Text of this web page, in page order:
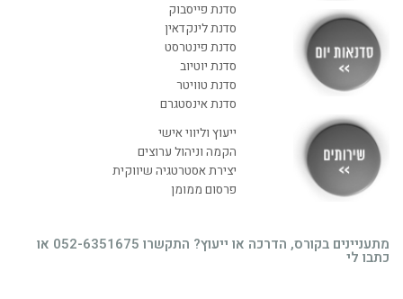
סדנת פייסבוק
סדנת לינקדאין
סדנת פינטרסט
סדנת יוטיוב
סדנת טוויטר
סדנת אינסטגרם
ייעוץ וליווי אישי
הקמה וניהול ערוצים
יצירת אסטרטגיה שיווקית
פרסום ממומן
מתעניינים בקורס, הדרכה או ייעוץ? התקשרו 052-6351675 או
כתבו לי